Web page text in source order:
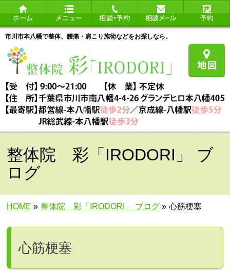
市川市本八幡で整体、腰痛・肩こり施術などをお探しなら。
整体院 彩「IRODORI」 ブ
ログ
HOME » 整体院 彩「IRODORI」 ブログ » 心筋梗塞
心筋梗塞